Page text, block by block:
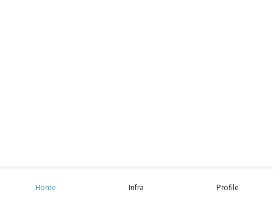
Home Infra Profile